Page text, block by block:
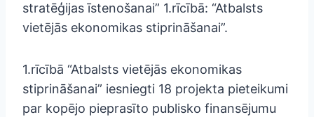
stratēģijas īstenošanai” 1.rīcībā: “Atbalsts
vietējās ekonomikas stiprināšanai”.
1.rīcībā “Atbalsts vietējās ekonomikas
stiprināšanai” iesniegti 18 projekta pieteikumi
par kopējo pieprasīto publisko finansējumu